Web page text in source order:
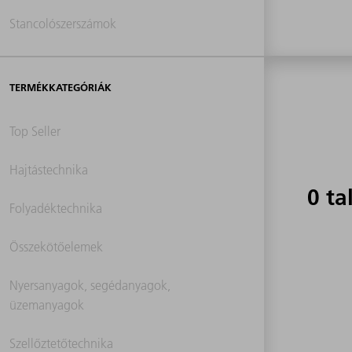
Stancolószerszámok
TERMÉKKATEGÓRIÁK
Top Seller
Hajtástechnika
Folyadéktechnika
Összekötőelemek
Nyersanyagok, segédanyagok,
üzemanyagok
Szellőztetőtechnika
0